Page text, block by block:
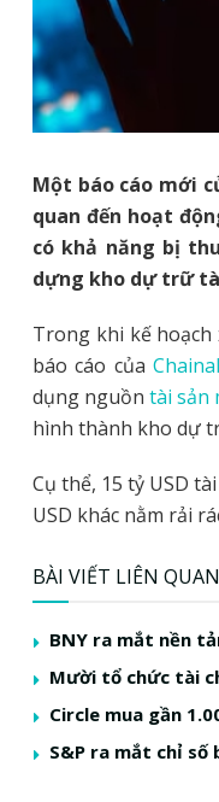
Một báo cáo mới
quan đến hoạt
có khả năng bị
dựng kho dự trữ
Trong khi kế
báo cáo của
dụng nguồn tài sản
hình thành kho dự
Cụ thể, 15 tỷ USD
USD khác nằm rải
BÀI VIẾT LIÊN QUAN
BNY ra mắt nền
Mười tổ chức tài
Circle mua gần
S&P ra mắt chỉ